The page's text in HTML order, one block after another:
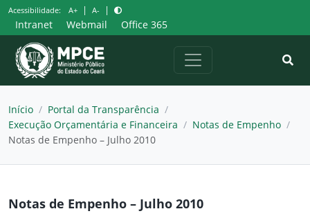
Pular
para
o
conteúdo
Acessibilidade: A+ | A- |
Intranet Webmail Office 365
Início / Portal da Transparência /
Execução Orçamentária e Financeira / Notas de Empenho /
Notas de Empenho – Julho 2010
Notas de Empenho – Julho 2010